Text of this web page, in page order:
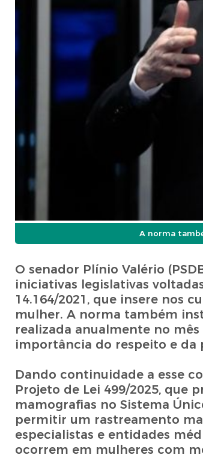
A norma
O senador Plínio Valério
iniciativas legislativas
14.164/2021, que insere nos
mulher. A norma também
realizada anualmente no
importância do respeito e da
Dando continuidade a esse
Projeto de Lei 499/2025, que
mamografias no Sistema
permitir um rastreamento
especialistas e entidades
ocorrem em mulheres com